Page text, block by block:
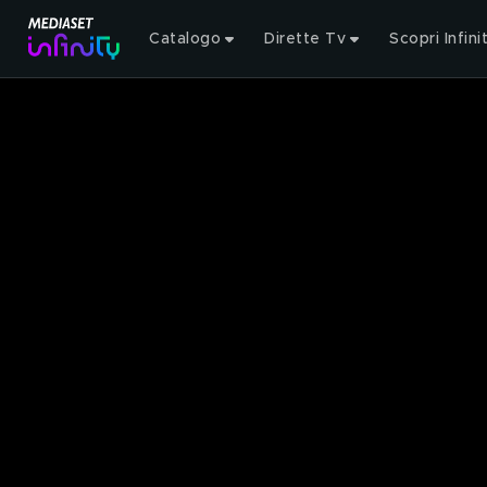
Catalogo Dirette Tv Scopri